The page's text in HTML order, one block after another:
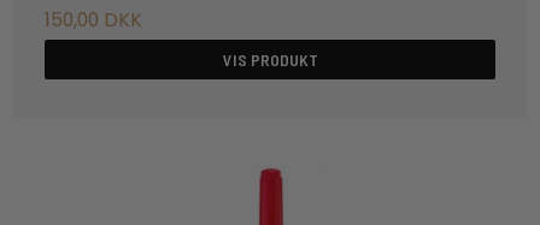
150,00 DKK
VIS PRODUKT